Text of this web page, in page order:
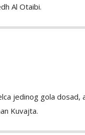
Al Otaibi.
jedinog gola dosad,
Kuvajta.